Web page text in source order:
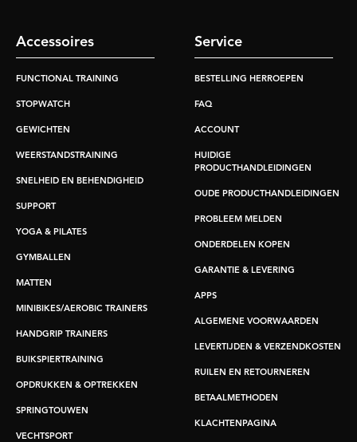
Accessoires
FUNCTIONAL TRAINING
STOPWATCH
GEWICHTEN
WEERSTANDSTRAINING
SNELHEID EN BEHENDIGHEID
SUPPORT
YOGA & PILATES
GYMBALLEN
MATTEN
MINIBIKES/AEROBIC TRAINERS
HANDGRIP TRAINERS
BUIKSPIERTRAINING
OPDRUKKEN & OPTREKKEN
SPRINGTOUWEN
VECHTSPORT
Service
BESTELLING HERROEPEN
FAQ
ACCOUNT
HUIDIGE
PRODUCTHANDLEIDINGEN
OUDE PRODUCTHANDLEIDINGEN
PROBLEEM MELDEN
ONDERDELEN KOPEN
GARANTIE & LEVERING
APPS
ALGEMENE VOORWAARDEN
LEVERTIJDEN & VERZENDKOSTEN
RUILEN EN RETOURNEREN
BETAALMETHODEN
KLACHTENPAGINA